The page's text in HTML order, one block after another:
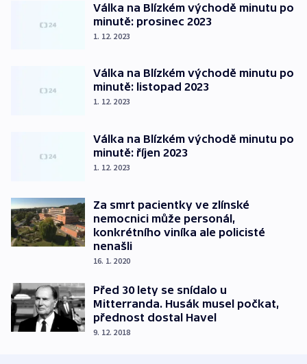
Válka na Blízkém východě minutu po
minutě: prosinec 2023
1. 12. 2023
Válka na Blízkém východě minutu po
minutě: listopad 2023
1. 12. 2023
Válka na Blízkém východě minutu po
minutě: říjen 2023
1. 12. 2023
Za smrt pacientky ve zlínské
nemocnici může personál,
konkrétního viníka ale policisté
nenašli
16. 1. 2020
Před 30 lety se snídalo u
Mitterranda. Husák musel počkat,
přednost dostal Havel
9. 12. 2018